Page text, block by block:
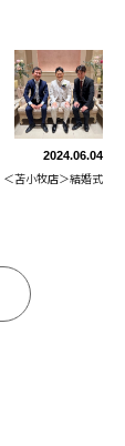
2024.06.04
＜苫小牧店＞結婚式